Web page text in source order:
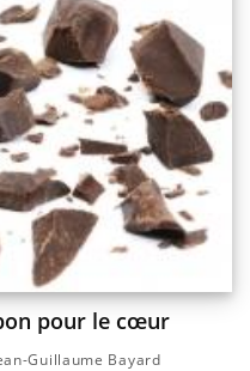
pour le cœur
Guillaume Bayard